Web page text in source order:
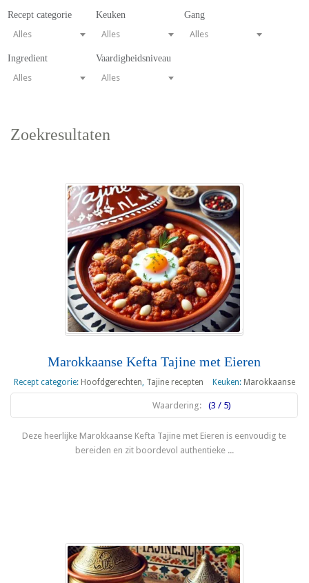
Recept categorie
Alles
Keuken
Alles
Gang
Alles
Ingredient
Alles
Vaardigheidsniveau
Alles
Zoekresultaten
Marokkaanse Kefta Tajine met Eieren
Recept categorie: Hoofdgerechten, Tajine recepten Keuken: Marokkaanse
Waardering: (3 / 5)
Deze heerlijke Marokkaanse Kefta Tajine met Eieren is eenvoudig te
bereiden en zit boordevol authentieke ...